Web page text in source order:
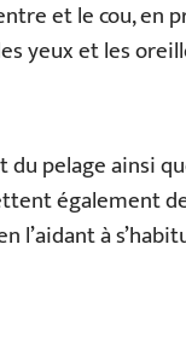
et le cou, en
yeux et les
pelage ainsi
également
l’aidant à